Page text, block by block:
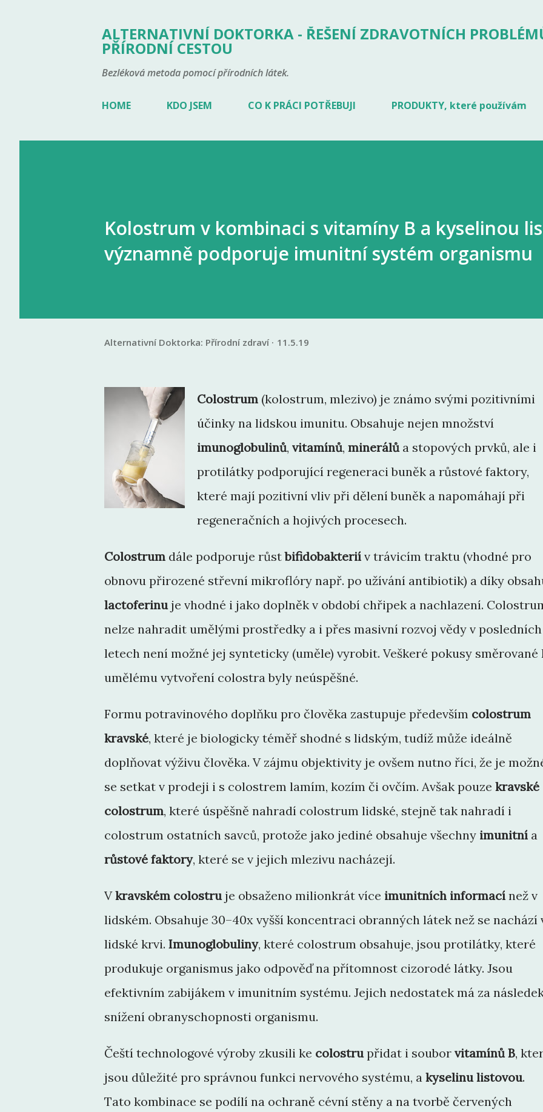
ALTERNATIVNÍ DOKTORKA - ŘEŠENÍ ZDRAVOTNÍCH
PŘÍRODNÍ CESTOU
Bezléková metoda pomocí přírodních látek.
HOME KDO JSEM CO K PRÁCI POTŘEBUJI PRODUKTY, které používám
Kolostrum v kombinaci s vitamíny B a kyselinou
významně podporuje imunitní systém organismu
Alternativní Doktorka: Přírodní zdraví 11.5.19
Colostrum (kolostrum, mlezivo) je známo svými pozitivními
účinky na lidskou imunitu. Obsahuje nejen množství
imunoglobulinů, vitamínů, minerálůa stopových prvků, ale i
protilátky podporující regeneraci buněk a růstové faktory,
které mají pozitivní vliv při dělení buněk a napomáhají při
regeneračních a hojivých procesech.
Colostrum dále podporuje růstbifidobakterií v trávicím traktu (vhodné pro
obnovu přirozené střevní mikroflóry např. po užívání antibiotik) a díky
lactoferinuje vhodné i jako doplněk v období chřipek a nachlazení.
nelze nahradit umělými prostředky a i přes masivní rozvoj vědy v posledních
letech není možné jej synteticky (uměle) vyrobit. Veškeré pokusy směrované
umělému vytvoření colostra byly neúspěšné.
Formu potravinového doplňku pro člověka zastupuje především colostrum
kravské, které je biologicky téměř shodné s lidským, tudíž může ideálně
doplňovat výživu člověka. V zájmu objektivity je ovšem nutno říci, že je
se setkat v prodeji i s colostrem lamím, kozím či ovčím. Avšak pouze kravské
colostrum, které úspěšně nahradí colostrum lidské, stejně tak nahradí i
colostrum ostatních savců, protože jako jediné obsahuje všechny imunitní a
růstové faktory, které se v jejich mlezivu nacházejí.
Vkravském colostruje obsaženo milionkrát více imunitních informací než v
lidském. Obsahuje 30–40x vyšší koncentraci obranných látek než se nachází
lidské krvi. Imunoglobuliny, které colostrum obsahuje, jsou protilátky, které
produkuje organismus jako odpověď na přítomnost cizorodé látky. Jsou
efektivním zabijákem v imunitním systému. Jejich nedostatek má za
snížení obranyschopnosti organismu.
Čeští technologové výroby zkusili ke colostrupřidat i soubor vitamínů B,
jsou důležité pro správnou funkci nervového systému, a kyselinu listovou.
Tato kombinace se podílí na ochraně cévní stěny a na tvorbě červených